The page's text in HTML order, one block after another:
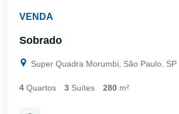
VENDA
Sobrado
Super Quadra Morumbi, São Paulo, SP
4 Quartos 3 Suítes 280 m²